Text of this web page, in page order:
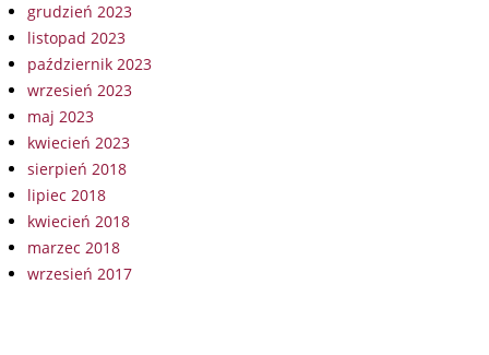
grudzień 2023
listopad 2023
październik 2023
wrzesień 2023
maj 2023
kwiecień 2023
sierpień 2018
lipiec 2018
kwiecień 2018
marzec 2018
wrzesień 2017